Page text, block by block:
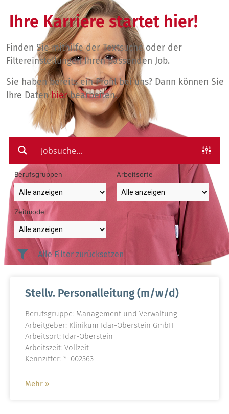
Ihre Karriere startet hier!
Finden Sie mithilfe der Textsuche oder der
Filtereinstellungen Ihren passenden Job.
Sie haben bereits ein Profil bei uns? Dann können Sie
Ihre Datenhierbearbeiten.
Berufsgruppen Arbeitsorte
Zeitmodell
Alle Filter zurücksetzen
Stellv. Personalleitung (m/w/d)
Berufsgruppe: Management und Verwaltung
Arbeitgeber: Klinikum Idar-Oberstein GmbH
Arbeitsort: Idar-Oberstein
Arbeitszeit: Vollzeit
Kennziffer: *_002363
Mehr »